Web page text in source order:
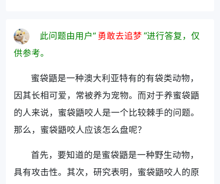
此问题由用户“ 勇敢去追梦 ”进行答复，仅
供参考。
蜜袋鼯是一种澳大利亚特有的有袋类动物，
因其长相可爱，常被养为宠物。而对于养蜜袋鼯
的人来说，蜜袋鼯咬人是一个比较棘手的问题。
那么，蜜袋鼯咬人应该怎么盘呢？
首先，要知道的是蜜袋鼯是一种野生动物，
具有攻击性。其次，研究表明，蜜袋鼯咬人的原